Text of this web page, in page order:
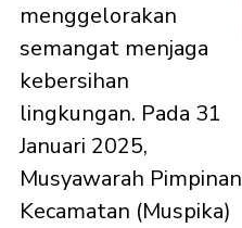
menggelorakan
semangat menjaga
kebersihan
lingkungan. Pada 31
Januari 2025,
Musyawarah Pimpinan
Kecamatan (Muspika)